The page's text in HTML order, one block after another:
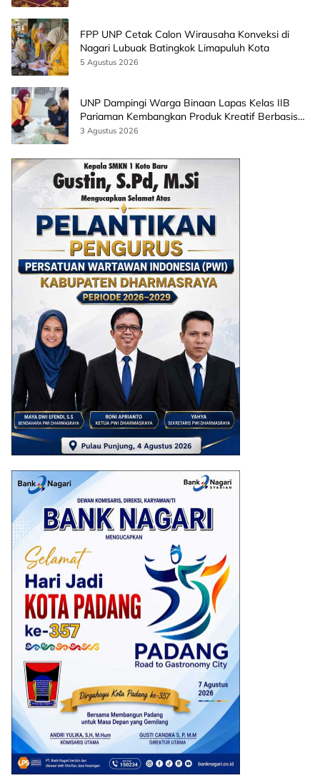
FPP UNP Cetak Calon Wirausaha Konveksi di
Nagari Lubuak Batingkok Limapuluh Kota
5 Agustus 2026
UNP Dampingi Warga Binaan Lapas Kelas IIB
Pariaman Kembangkan Produk Kreatif Berbasis
AI
3 Agustus 2026